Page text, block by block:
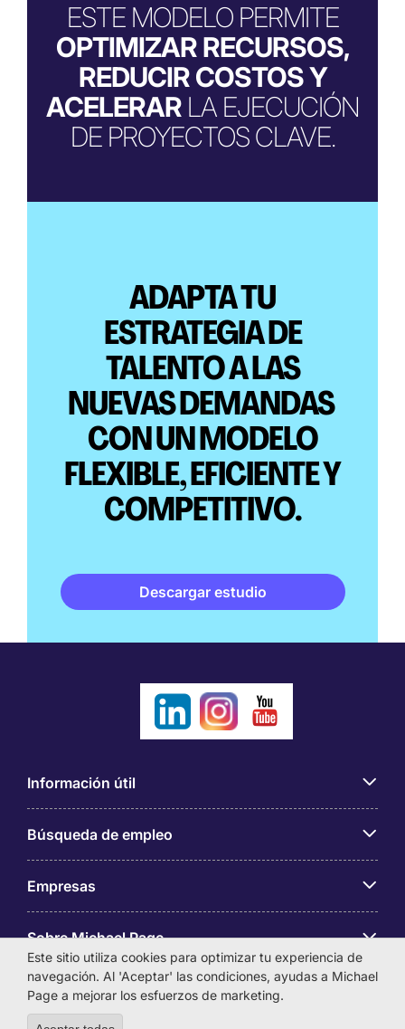
ESTE MODELO PERMITE
OPTIMIZAR RECURSOS,
REDUCIR COSTOS Y
ACELERAR LA EJECUCIÓN
DE PROYECTOS CLAVE.
ADAPTA TU
ESTRATEGIA DE
TALENTO A LAS
NUEVAS DEMANDAS
CON UN MODELO
FLEXIBLE, EFICIENTE Y
COMPETITIVO.
Descargar estudio
Información útil
Búsqueda de empleo
Empresas
Sobre Michael Page
Este sitio utiliza cookies para optimizar tu experiencia de
navegación. Al 'Aceptar' las condiciones, ayudas a Michael
Page a mejorar los esfuerzos de marketing.